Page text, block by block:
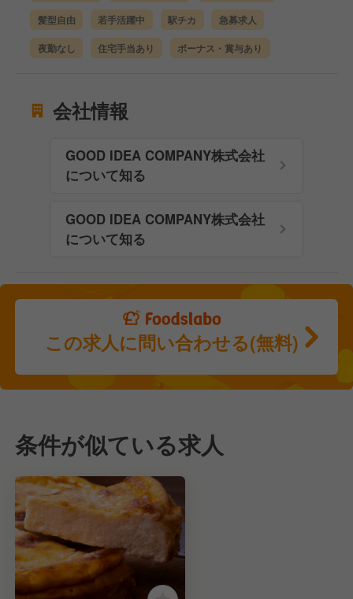
髪型自由 若手活躍中 駅チカ 急募求人
夜勤なし 住宅手当あり ボーナス・賞与あり
会社情報
GOOD IDEA COMPANY株式会社
について知る
GOOD IDEA COMPANY株式会社
について知る
この求人に問い合わせる(無料)
条件が似ている求人